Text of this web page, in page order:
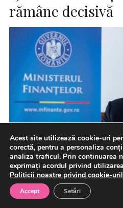
rămâne decisivă
Agenția internațională de
Ratings a reconfirmat azi
Acest site utilizează cookie-uri
corectă, pentru a personaliza
analiza traficul. Prin continuarea
exprimați acordul privind
Politicii noastre privind cookie-
Accept Setări